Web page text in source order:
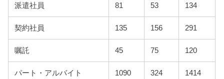
派遣社員 81 53 134
契約社員 135 156 291
嘱託 45 75 120
パート・アルバイト 1090 324 1414